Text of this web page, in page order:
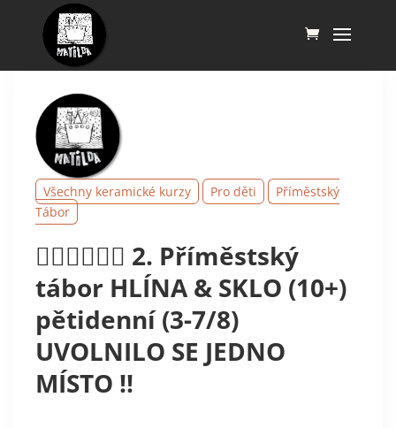
Všechny keramické kurzy Pro děti
Příměstský
Tábor
💁‍♀️💁‍♀️💁‍♀️ 2. Příměstský
tábor HLÍNA & SKLO (10+)
pětidenní (3-7/8)
UVOLNILO SE JEDNO
MÍSTO !!